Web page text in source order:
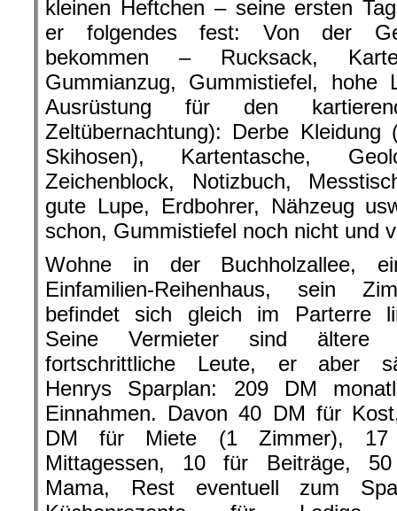
kleinen Heftchen – seine ersten
er folgendes fest: Von der
bekommen – Rucksack,
Gummianzug, Gummistiefel, hohe
Ausrüstung für den
Zeltübernachtung): Derbe Kleidung
Skihosen), Kartentasche,
Zeichenblock, Notizbuch,
gute Lupe, Erdbohrer, Nähzeug
schon, Gummistiefel noch nicht und
Wohne in der Buchholzallee,
Einfamilien-Reihenhaus, sein
befindet sich gleich im Parterre
Seine Vermieter sind ältere
fortschrittliche Leute, er aber
Henrys Sparplan: 209 DM
Einnahmen. Davon 40 DM für
DM für Miete (1 Zimmer),
Mittagessen, 10 für Beiträge,
Mama, Rest eventuell zum